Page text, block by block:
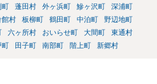
町 蓬田村 外ヶ浜町 鰺ヶ沢町
深浦町
館村 板柳町 鶴田町 中泊町
野辺地町
六ヶ所村 おいらせ町 大間町
東通村
町 田子町 南部町 階上町 新郷村